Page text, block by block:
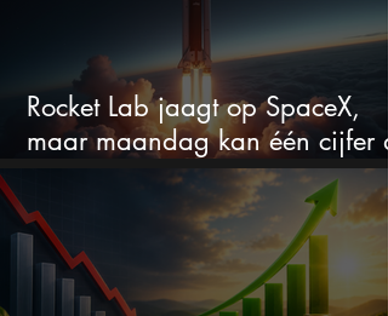
Rocket Lab jaagt op SpaceX,
maar maandag kan één cijfer
droom doorprikken?